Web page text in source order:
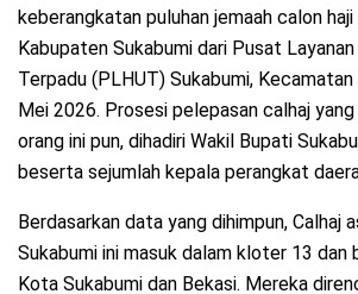
keberangkatan puluhan jemaah calon haji
Kabupaten Sukabumi dari Pusat
Terpadu (PLHUT) Sukabumi, Kecamatan
Mei 2026. Prosesi pelepasan calhaj
orang ini pun, dihadiri Wakil Bupati
beserta sejumlah kepala perangkat
Berdasarkan data yang dihimpun, Calhaj
Sukabumi ini masuk dalam kloter 13 dan
Kota Sukabumi dan Bekasi. Mereka